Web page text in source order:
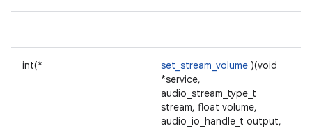
int(* set_stream_volume )(void
*service,
audio_stream_type_t
stream, float volume,
audio_io_handle_t output,